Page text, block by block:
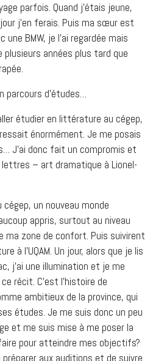
parfois. Quand j’étais jeune,
jour j’en ferais. Puis ma sœur est
une BMW, je l’ai regardée mais
plusieurs années plus tard que
parcours d’études…
étudier en littérature au cégep,
énormément. Je me posais
J’ai donc fait un compromis et
– art dramatique à Lionel-
un nouveau monde
appris, surtout au niveau
ma zone de confort. Puis suivirent
à l’UQAM. Un jour, alors que je lis
j’ai une illumination et je me
récit. C’est l’histoire de
ambitieux de la province, qui
études. Je me suis donc un peu
et me suis mise à me poser la
pour atteindre mes objectifs?
préparer aux auditions et de suivre